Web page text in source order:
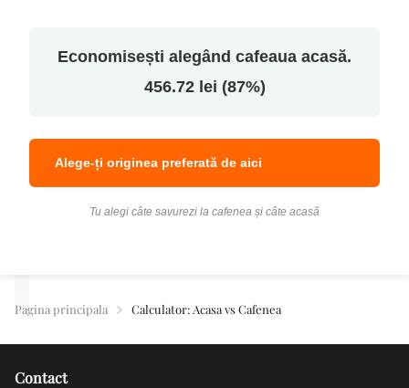
Economisești alegând cafeaua acasă.
456.72 lei (87%)
Alege-ți originea preferată de aici
Tu alegi câte savurezi la cafenea și câte acasă
Pagina principala Calculator: Acasa vs Cafenea
Contact